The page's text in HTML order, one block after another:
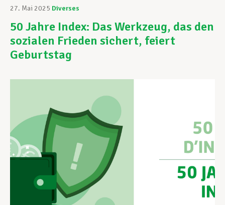
Ihre Rechte
Berufliche Weiterentwicklung
Mitglied werden
Aktuell
27. Mai 2025 Diverses
50 Jahre Index: Das Werkzeug, das den
sozialen Frieden sichert, feiert
Geburtstag